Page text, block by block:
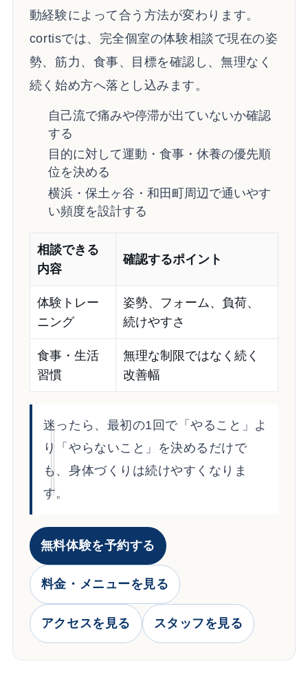
動経験によって合う方法が変わります。
cortisでは、完全個室の体験相談で現在の姿
勢、筋力、食事、目標を確認し、無理なく
続く始め方へ落とし込みます。
自己流で痛みや停滞が出ていないか確認
する
目的に対して運動・食事・休養の優先順
位を決める
横浜・保土ヶ谷・和田町周辺で通いやす
い頻度を設計する
相談できる
内容
確認するポイント
体験トレー
ニング
姿勢、フォーム、負荷、
続けやすさ
食事・生活
習慣
無理な制限ではなく続く
改善幅
迷ったら、最初の1回で「やること」よ
り「やらないこと」を決めるだけで
も、身体づくりは続けやすくなりま
す。
無料体験を予約する
料金・メニューを見る
アクセスを見る スタッフを見る